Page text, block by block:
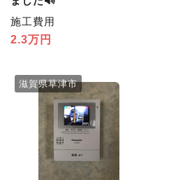
施工費用
2.3万円
滋賀県草津市